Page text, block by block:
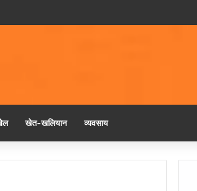
स्वयं पहुंचे मुख्यमंत्री नायब सिंह सैनी
खेत-खलियान व्यवसाय